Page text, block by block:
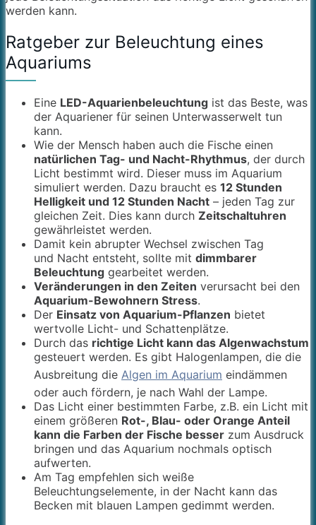
werden kann.
Ratgeber zur Beleuchtung eines
Aquariums
Eine LED-Aquarienbeleuchtung ist das Beste, was
der Aquariener für seinen Unterwasserwelt tun
kann.
Wie der Mensch haben auch die Fische einen
natürlichen Tag- und Nacht-Rhythmus, der durch
Licht bestimmt wird. Dieser muss im Aquarium
simuliert werden. Dazu braucht es 12 Stunden
Helligkeit und 12 Stunden Nacht – jeden Tag zur
gleichen Zeit. Dies kann durch Zeitschaltuhren
gewährleistet werden.
Damit kein abrupter Wechsel zwischen Tag
und Nacht entsteht, sollte mit dimmbarer
Beleuchtung gearbeitet werden.
Veränderungen in den Zeiten verursacht bei den
Aquarium-Bewohnern Stress.
Der Einsatz von Aquarium-Pflanzen bietet
wertvolle Licht- und Schattenplätze.
Durch das richtige Licht kann das Algenwachstum
gesteuert werden. Es gibt Halogenlampen, die die
Ausbreitung die Algen im Aquarium eindämmen
oder auch fördern, je nach Wahl der Lampe.
Das Licht einer bestimmten Farbe, z.B. ein Licht mit
einem größeren Rot-, Blau- oder Orange Anteil
kann die Farben der Fische besser zum Ausdruck
bringen und das Aquarium nochmals optisch
aufwerten.
Am Tag empfehlen sich weiße
Beleuchtungselemente, in der Nacht kann das
Becken mit blauen Lampen gedimmt werden.